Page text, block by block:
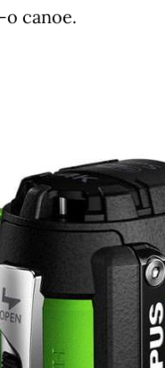
canoe.